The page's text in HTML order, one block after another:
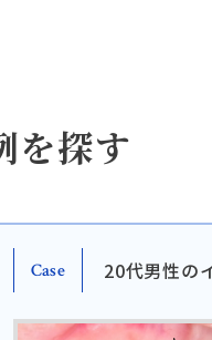
を探す
Case 20代男性の